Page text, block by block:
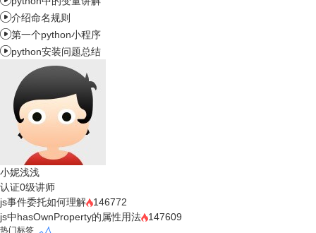
介绍命名规则
第一个python小程序
python安装问题总结
小妮浅浅
认证0级讲师
js事件委托如何理解
146772
js中hasOwnProperty的属性用法
147609
热门标签